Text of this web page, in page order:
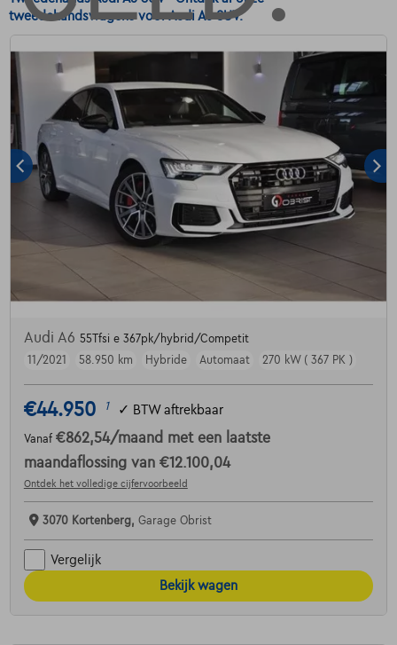
tweedehandswagens voor Audi A6 SUV.
Audi A6 55Tfsi e 367pk/hybrid/Competit
11/2021
58.950 km Hybride Automaat 270 kW ( 367 PK )
€44.950 1 ✓ BTW aftrekbaar
Vanaf €862,54/maand met een laatste
maandaflossing van €12.100,04
Ontdek het volledige cijfervoorbeeld
3070 Kortenberg, Garage Obrist
Vergelijk
Bekijk wagen